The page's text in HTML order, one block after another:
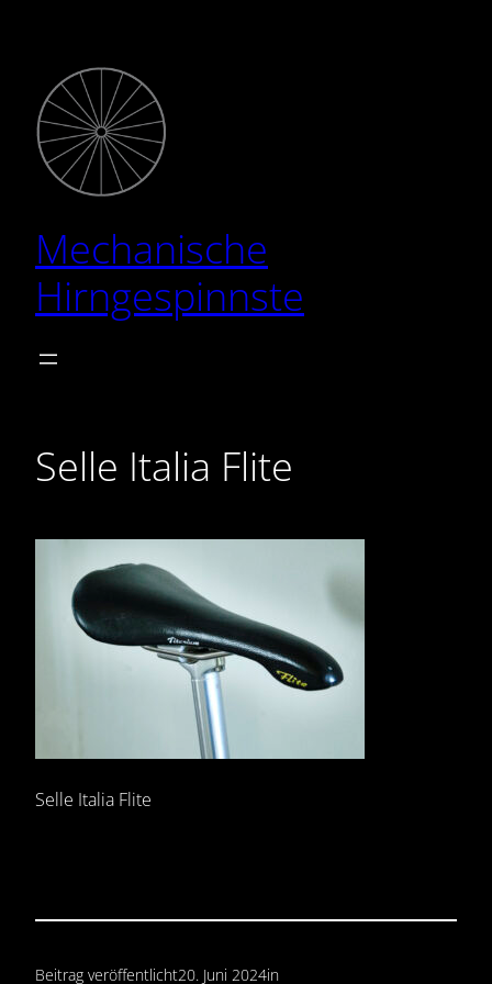
springen
Mechanische
Hirngespinnste
Selle Italia Flite
Selle Italia Flite
Beitrag veröffentlicht20. Juni 2024in